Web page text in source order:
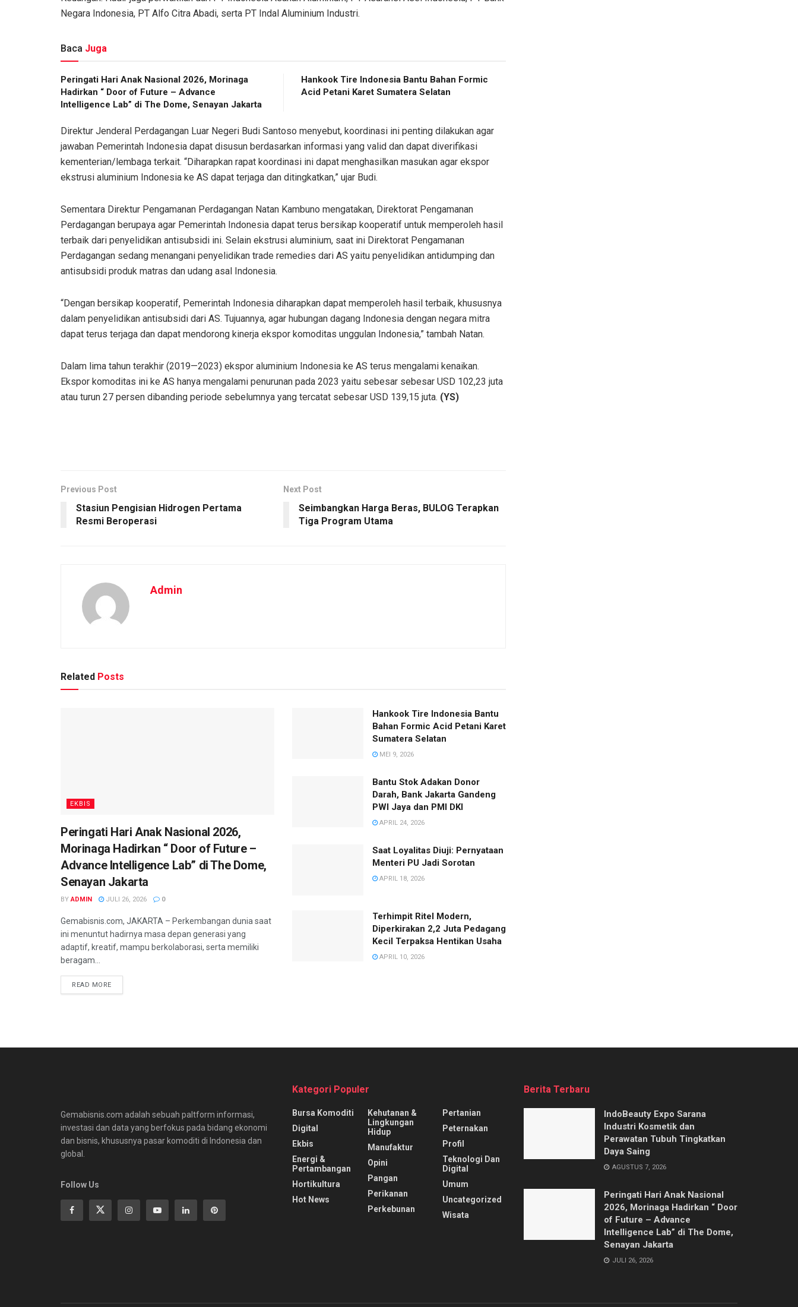
Negara Indonesia, PT Alfo Citra Abadi, serta PT Indal Aluminium Industri.
Baca Juga
Peringati Hari Anak Nasional 2026, Morinaga
Hadirkan “ Door of Future – Advance
Intelligence Lab” di The Dome, Senayan Jakarta
Hankook Tire Indonesia Bantu Bahan Formic
Acid Petani Karet Sumatera Selatan
Direktur Jenderal Perdagangan Luar Negeri Budi Santoso menyebut, koordinasi ini penting dilakukan agar
jawaban Pemerintah Indonesia dapat disusun berdasarkan informasi yang valid dan dapat diverifikasi
kementerian/lembaga terkait. “Diharapkan rapat koordinasi ini dapat menghasilkan masukan agar ekspor
ekstrusi aluminium Indonesia ke AS dapat terjaga dan ditingkatkan,” ujar Budi.
Sementara Direktur Pengamanan Perdagangan Natan Kambuno mengatakan, Direktorat Pengamanan
Perdagangan berupaya agar Pemerintah Indonesia dapat terus bersikap kooperatif untuk memperoleh hasil
terbaik dari penyelidikan antisubsidi ini. Selain ekstrusi aluminium, saat ini Direktorat Pengamanan
Perdagangan sedang menangani penyelidikan trade remedies dari AS yaitu penyelidikan antidumping dan
antisubsidi produk matras dan udang asal Indonesia.
“Dengan bersikap kooperatif, Pemerintah Indonesia diharapkan dapat memperoleh hasil terbaik, khususnya
dalam penyelidikan antisubsidi dari AS. Tujuannya, agar hubungan dagang Indonesia dengan negara mitra
dapat terus terjaga dan dapat mendorong kinerja ekspor komoditas unggulan Indonesia,” tambah Natan.
Dalam lima tahun terakhir (2019—2023) ekspor aluminium Indonesia ke AS terus mengalami kenaikan.
Ekspor komoditas ini ke AS hanya mengalami penurunan pada 2023 yaitu sebesar sebesar USD 102,23 juta
atau turun 27 persen dibanding periode sebelumnya yang tercatat sebesar USD 139,15 juta. (YS)
Previous Post
Stasiun Pengisian Hidrogen Pertama
Resmi Beroperasi
Next Post
Seimbangkan Harga Beras, BULOG Terapkan
Tiga Program Utama
Admin
Related Posts
EKBIS
Peringati Hari Anak Nasional 2026,
Morinaga Hadirkan “ Door of Future –
Advance Intelligence Lab” di The Dome,
Senayan Jakarta
BY ADMIN JULI 26, 2026 0
Gemabisnis.com, JAKARTA – Perkembangan dunia saat
ini menuntut hadirnya masa depan generasi yang
adaptif, kreatif, mampu berkolaborasi, serta memiliki
beragam...
READ MORE
Hankook Tire Indonesia Bantu
Bahan Formic Acid Petani Karet
Sumatera Selatan
MEI 9, 2026
Bantu Stok Adakan Donor
Darah, Bank Jakarta Gandeng
PWI Jaya dan PMI DKI
APRIL 24, 2026
Saat Loyalitas Diuji: Pernyataan
Menteri PU Jadi Sorotan
APRIL 18, 2026
Terhimpit Ritel Modern,
Diperkirakan 2,2 Juta Pedagang
Kecil Terpaksa Hentikan Usaha
APRIL 10, 2026
Gemabisnis.com adalah sebuah paltform informasi,
investasi dan data yang berfokus pada bidang ekonomi
dan bisnis, khususnya pasar komoditi di Indonesia dan
global.
Follow Us
Kategori Populer
Bursa Komoditi
Digital
Ekbis
Energi &
Pertambangan
Hortikultura
Hot News
Kehutanan &
Lingkungan
Hidup
Manufaktur
Opini
Pangan
Perikanan
Perkebunan
Pertanian
Peternakan
Profil
Teknologi Dan
Digital
Umum
Uncategorized
Wisata
Berita Terbaru
IndoBeauty Expo Sarana
Industri Kosmetik dan
Perawatan Tubuh Tingkatkan
Daya Saing
AGUSTUS 7, 2026
Peringati Hari Anak Nasional
2026, Morinaga Hadirkan “ Door
of Future – Advance
Intelligence Lab” di The Dome,
Senayan Jakarta
JULI 26, 2026